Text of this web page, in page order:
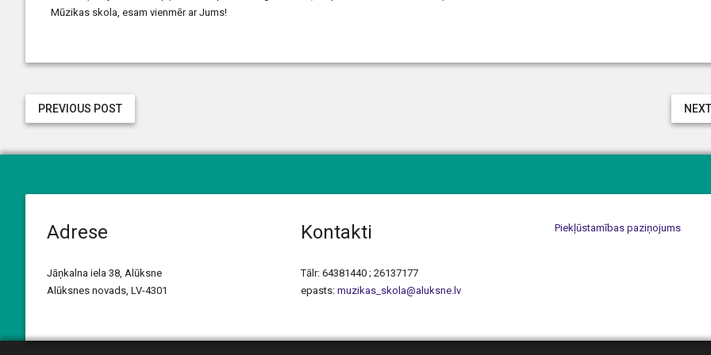
Mūzikas skola, esam vienmēr ar Jums!
PREVIOUS POST
Adrese
Jāņkalna iela 38, Alūksne
Alūksnes novads, LV-4301
Kontakti
Tālr: 64381440 ; 26137177
epasts: muzikas_skola@aluksne.lv
Piekļūstamības paziņojums